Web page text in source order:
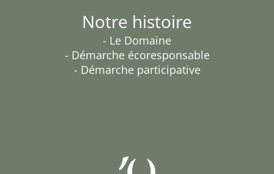
Notre histoire
- Le Domaine
- Démarche écoresponsable
- Démarche participative